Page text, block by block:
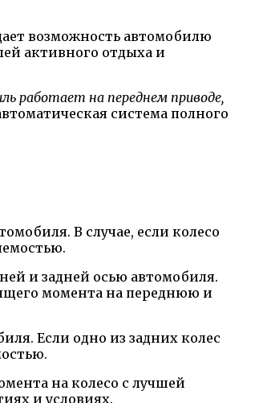
возможность автомобилю
активного отдыха и
работает на переднем приводе,
система полного
В случае, если колесо
и задней осью автомобиля.
момента на переднюю и
Если одно из задних колес
на колесо с лучшей
и условиях.